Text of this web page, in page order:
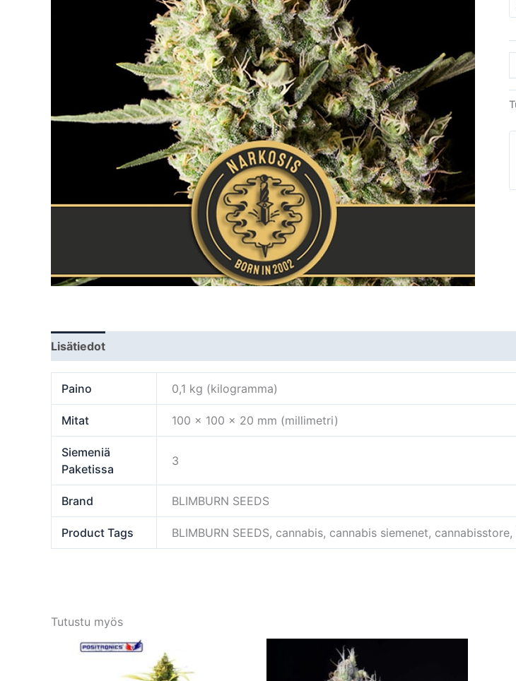
Lisätiedot
Paino 0,1 kg (kilogramma)
Mitat 100 × 100 × 20 mm (millimetri)
Siemeniä
Paketissa
3
Brand BLIMBURN SEEDS
Product Tags BLIMBURN SEEDS, cannabis, cannabis siemenet,
Tutustu myös